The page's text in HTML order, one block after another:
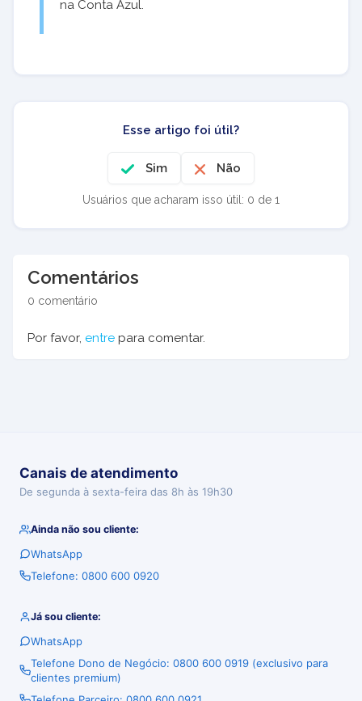
na Conta Azul.
Esse artigo foi útil?
Sim Não
Usuários que acharam isso útil: 0 de 1
Comentários
0 comentário
Por favor, entre para comentar.
Canais de atendimento
De segunda à sexta-feira das 8h às 19h30
Ainda não sou cliente:
WhatsApp
Telefone: 0800 600 0920
Já sou cliente:
WhatsApp
Telefone Dono de Negócio: 0800 600 0919 (exclusivo para
clientes premium)